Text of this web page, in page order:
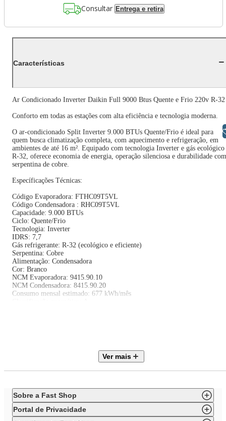
Consultar Entrega e retira
Características
Ar Condicionado Inverter Daikin Full 9000 Btus Quente e Frio 220v R-32
Conforto em todas as estações com alta eficiência e tecnologia moderna.
O ar-condicionado Split Inverter 9.000 BTUs Quente/Frio é ideal para
quem busca climatização completa, com aquecimento e refrigeração, em
ambientes de até 16 m². Equipado com tecnologia Inverter e gás ecológico
R-32, oferece economia de energia, operação silenciosa e durabilidade com
serpentina de cobre.
Específicações Técnicas:
Código Evaporadora: FTHC09T5VL
Código Condensadora : RHC09T5VL
Capacidade: 9.000 BTUs
Ciclo: Quente/Frio
Tecnologia: Inverter
IDRS: 7,7
Gás refrigerante: R-32 (ecológico e eficiente)
Serpentina: Cobre
Alimentação: Condensadora
Cor: Branco
NCM Evaporadora: 9415.90.10
NCM Condensadora: 8415.90.20
Consumo mensal estimado: 677 kWh/mês
Filtros anti-pó, anti-bactéria e desodorizador: Não
Ponto de drenagem: Evaporadora
Fabricado no Brasil
Ver mais
Sobre a Fast Shop
Portal de Privacidade
Libras